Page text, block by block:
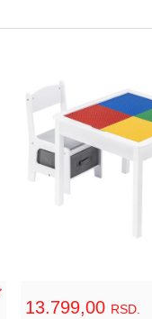
13.799,00 RSD.